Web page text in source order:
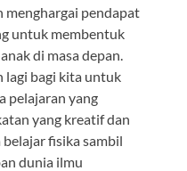
menghargai pendapat
untuk membentuk
di masa depan.
lagi bagi kita untuk
pelajaran yang
yang kreatif dan
fisika sambil
dunia ilmu